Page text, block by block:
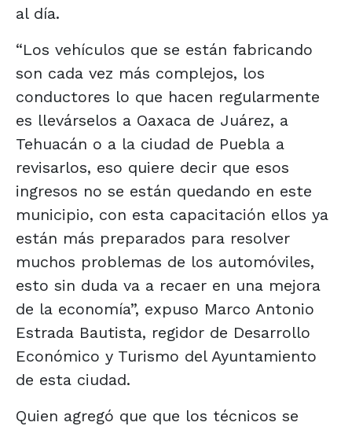
al día.
“Los vehículos que se están fabricando
son cada vez más complejos, los
conductores lo que hacen regularmente
es llevárselos a Oaxaca de Juárez, a
Tehuacán o a la ciudad de Puebla a
revisarlos, eso quiere decir que esos
ingresos no se están quedando en este
municipio, con esta capacitación ellos ya
están más preparados para resolver
muchos problemas de los automóviles,
esto sin duda va a recaer en una mejora
de la economía”, expuso Marco Antonio
Estrada Bautista, regidor de Desarrollo
Económico y Turismo del Ayuntamiento
de esta ciudad.
Quien agregó que que los técnicos se